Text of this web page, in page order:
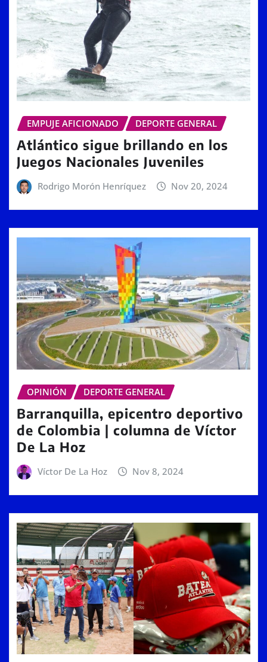
EMPUJE AFICIONADO DEPORTE GENERAL
Atlántico sigue brillando en los
Juegos Nacionales Juveniles
Rodrigo Morón Henríquez Nov 20, 2024
OPINIÓN DEPORTE GENERAL
Barranquilla, epicentro deportivo
de Colombia | columna de Víctor
De La Hoz
Víctor De La Hoz Nov 8, 2024